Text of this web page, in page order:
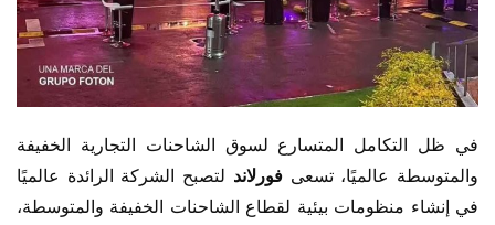
والمتوسطة عالميًا، تسعى ​فورلاند